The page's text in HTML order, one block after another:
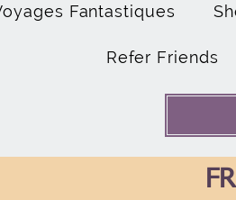
Fantastiques
Refer Friends